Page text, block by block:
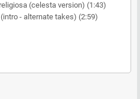
(celesta version) (1:43)
- alternate takes) (2:59)